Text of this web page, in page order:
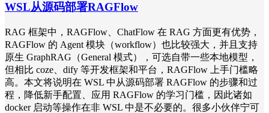
WSL从源码部署RAGFlow
RAG 框架中，RAGFlow、ChatFlow 在 RAG 方面更有优势，
RAGFlow 的 Agent 模块（workflow）也比较强大，并且支持
原生 GraphRAG（General 模式），可选自带一些本地模型，
但相比 coze、dify 等开发框架和平台，RAGFlow 上手门槛略
高。本文将说明在 WSL 中从源码部署 RAGFlow 的步骤和过
程，降低新手配置、应用 RAGFlow 的学习门槛，因此诸如
docker 启动等操作在非 WSL 中是不必要的。很多小伙伴宁可